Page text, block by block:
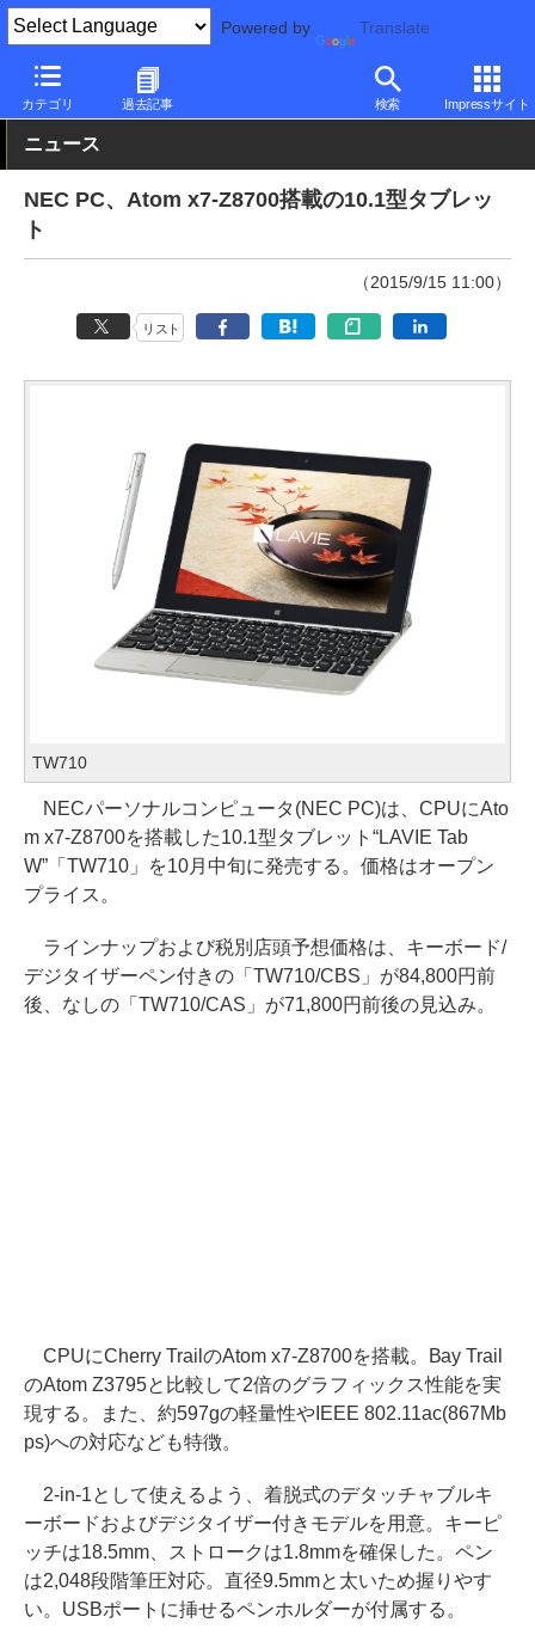
Powered by Translate
カテゴリ 過去記事 検索 Impressサイト
PC Watch パソコン/タブレット/スマートフォン タブレット
ニュース
NEC PC、Atom x7-Z8700搭載の10.1型タブレッ
ト
（2015/9/15 11:00）
リスト
TW710
NECパーソナルコンピュータ(NEC PC)は、CPUにAto
m x7-Z8700を搭載した10.1型タブレット“LAVIE Tab
W”「TW710」を10月中旬に発売する。価格はオープン
プライス。
ラインナップおよび税別店頭予想価格は、キーボード/
デジタイザーペン付きの「TW710/CBS」が84,800円前
後、なしの「TW710/CAS」が71,800円前後の見込み。
CPUにCherry TrailのAtom x7-Z8700を搭載。Bay Trail
のAtom Z3795と比較して2倍のグラフィックス性能を実
現する。また、約597gの軽量性やIEEE 802.11ac(867Mb
ps)への対応なども特徴。
2-in-1として使えるよう、着脱式のデタッチャブルキ
ーボードおよびデジタイザー付きモデルを用意。キーピ
ッチは18.5mm、ストロークは1.8mmを確保した。ペン
は2,048段階筆圧対応。直径9.5mmと太いため握りやす
い。USBポートに挿せるペンホルダーが付属する。